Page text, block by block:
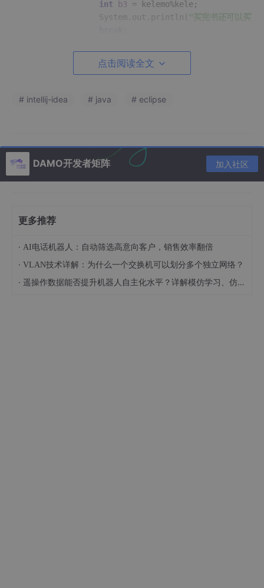
int
b3 = kelemo%kele;
                System.out.println(
"买完书还可以买可
int a4 = lingshimo/lingshi;
                System.out.println(
break;
        }
点击阅读全文
# intellij-idea # java # eclipse
DAMO开发者矩阵 加入社区
更多推荐
· AI电话机器人：自动筛选高意向客户，销售效率翻倍
· VLAN技术详解：为什么一个交换机可以划分多个独立网络？
· 遥操作数据能否提升机器人自主化水平？详解模仿学习、仿真放大与Sim2Real闭环